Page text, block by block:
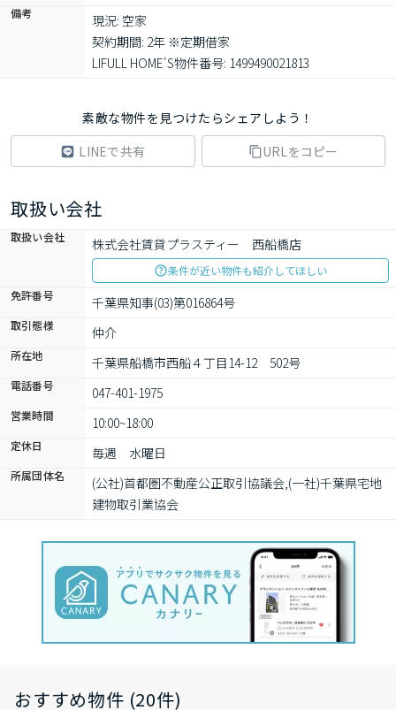
備考
現況: 空家
契約期間: 2年 ※定期借家
LIFULL HOME'S物件番号: 1499490021813
素敵な物件を見つけたらシェアしよう！
LINEで共有
URLをコピー
取扱い会社
取扱い会社 株式会社賃貸プラスティー　西船橋店
条件が近い物件も紹介してほしい
免許番号
千葉県知事(03)第016864号
取引態様 仲介
所在地 千葉県船橋市西船４丁目14-12　502号
電話番号 047-401-1975
営業時間 10:00~18:00
定休日 毎週　水曜日
所属団体名
(公社)首都圏不動産公正取引協議会,(一社)千葉県宅地
建物取引業協会
おすすめ物件 (20件)